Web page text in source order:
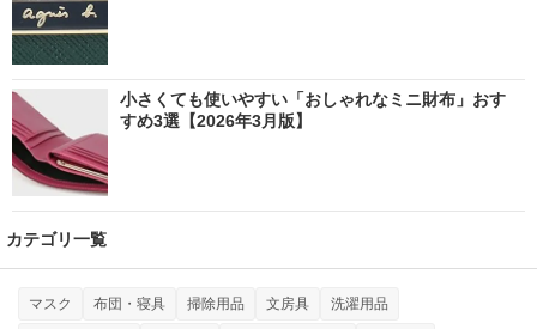
小さくても使いやすい「おしゃれなミニ財布」おす
すめ3選【2026年3月版】
カテゴリ一覧
マスク 布団・寝具 掃除用品 文房具 洗濯用品